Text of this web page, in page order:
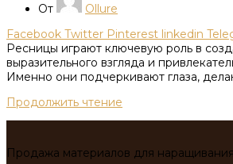
От
Ollure
Facebook Twitter Pinterest linkedin
Ресницы играют ключевую роль в
выразительного взгляда и
Именно они подчеркивают глаза,
Продолжить чтение
Продажа материалов для